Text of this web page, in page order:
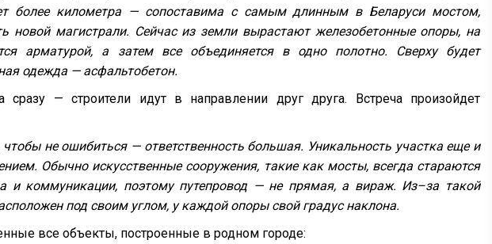
более километра — сопоставима с самым длинным в Беларуси мостом,
магистрали. Сейчас из земли вырастают железобетонные опоры, на
арматурой, а затем все объединяется в одно полотно. Сверху будет
одежда — асфальтобетон.
— строители идут в направлении друг друга. Встреча произойдет
не ошибиться — ответственность большая. Уникальность участка еще и
Обычно искусственные сооружения, такие как мосты, всегда стараются
и коммуникации, поэтому путепровод — не прямая, а вираж. Из–за такой
под своим углом, у каждой опоры свой градус наклона.
все объекты, построенные в родном городе: